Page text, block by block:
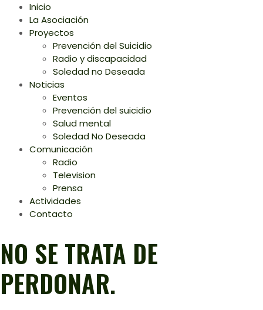
Inicio
La Asociación
Proyectos
Prevención del Suicidio
Radio y discapacidad
Soledad no Deseada
Noticias
Eventos
Prevención del suicidio
Salud mental
Soledad No Deseada
Comunicación
Radio
Television
Prensa
Actividades
Contacto
NO SE TRATA DE
PERDONAR.